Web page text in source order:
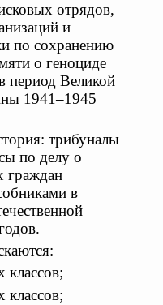
отрядов,
и
по сохранению
о геноциде
период Великой
1941–1945
трибуналы
по делу о
граждан
в